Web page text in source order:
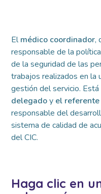
Elmédico coordinador,
responsable de la
de la seguridad de las
trabajos realizados en la
gestión del servicio.
delegadoy el
responsable del
sistema de calidad de
del CIC.
Haga clic en